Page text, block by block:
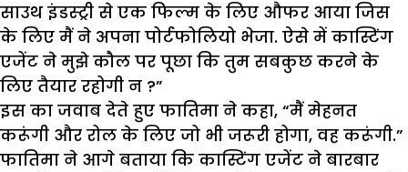
साउथ इंडस्ट्री से एक फिल्म के लिए औफर आया जिस
के लिए मैं ने अपना पोर्टफोलियो भेजा. ऐसे में कास्टिंग
एजेंट ने मुझे कौल पर पूछा कि तुम सबकुछ करने के
लिए तैयार रहोगी न ?”
इस का जवाब देते हुए फातिमा ने कहा, “मैं मेहनत
करूंगी और रोल के लिए जो भी जरूरी होगा, वह करूंगी.”
फातिमा ने आगे बताया कि कास्टिंग एजेंट ने बारबार